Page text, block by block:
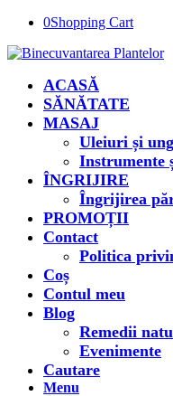
0Shopping Cart
ACASĂ
SĂNĂTATE
MASAJ
Uleiuri și
Instrumente
ÎNGRIJIRE
Îngrijirea
PROMOȚII
Contact
Politica
Coș
Contul meu
Blog
Remedii
Evenimente
Cautare
Menu